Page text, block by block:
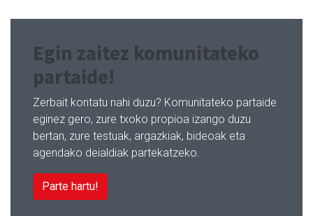
Egin zaitez komunitateko
partaide!
Zerbait kontatu nahi duzu? Komunitateko partaide
eginez gero, zure txoko propioa izango duzu
bertan, zure testuak, argazkiak, bideoak eta
agendako deialdiak partekatzeko.
Parte hartu!